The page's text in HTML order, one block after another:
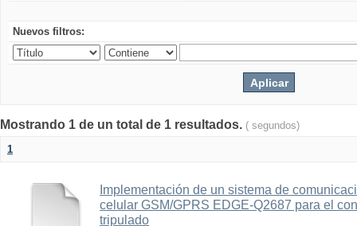
Nuevos filtros:
Mostrando 1 de un total de 1 resultados. ( segundos)
1
Implementación de un sistema de
celular GSM/GPRS EDGE-Q2687 para el
tripulado